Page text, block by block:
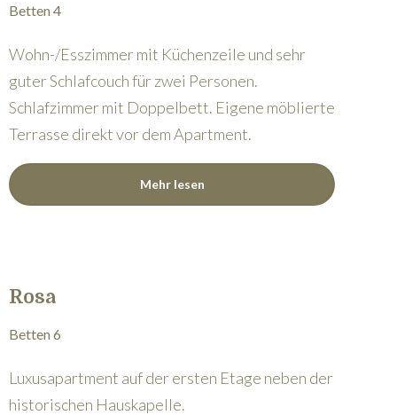
Betten 4
Wohn-/Esszimmer mit Küchenzeile und sehr
guter Schlafcouch für zwei Personen.
Schlafzimmer mit Doppelbett. Eigene möblierte
Terrasse direkt vor dem Apartment.
Mehr lesen
Rosa
Betten 6
Luxusapartment auf der ersten Etage neben der
historischen Hauskapelle.